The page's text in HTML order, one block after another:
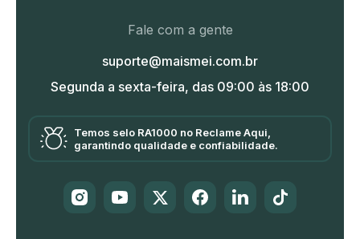
Fale com a gente
suporte@maismei.com.br
Segunda a sexta-feira, das 09:00 às 18:00
Temos selo RA1000 no Reclame Aqui,
garantindo qualidade e confiabilidade.